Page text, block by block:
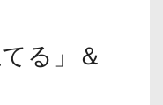
る」＆